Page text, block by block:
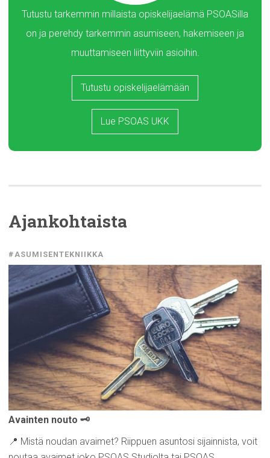
Tutustu tarkemmin millaista opiskelijaelämä PSOASilla
on ja perehdy tarkemmin asumiseen, hakemiseen ja
muuttamiseen liittyviin asioihin.
Tutustu opiskelijaelämään
Lue PSOAS UKK
Ajankohtaista
#ASUMISENTEKNIIKKA
Avainten nouto 🗝️
📍 Mistä noudan avaimet? Riippuen asuntosi sijainnista, voit